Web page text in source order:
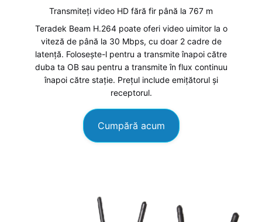
Transmiteți video HD fără fir până la 767 m
Teradek Beam H.264 poate oferi video uimitor la o
viteză de până la 30 Mbps, cu doar 2 cadre de
latență. Folosește-l pentru a transmite înapoi către
duba ta OB sau pentru a transmite în flux continuu
înapoi către stație. Prețul include emițătorul și
receptorul.
Cumpără acum